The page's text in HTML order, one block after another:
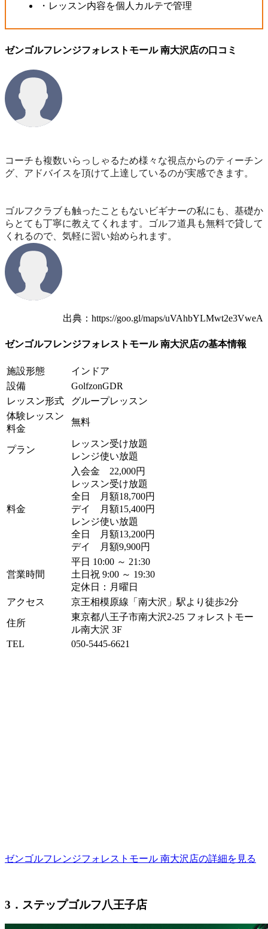
・レッスン内容を個人カルテで管理
ゼンゴルフレンジフォレストモール 南大沢店の口コミ
コーチも複数いらっしゃるため様々な視点からのティーチン
グ、アドバイスを頂けて上達しているのが実感できます。
ゴルフクラブも触ったこともないビギナーの私にも、基礎か
らとても丁寧に教えてくれます。ゴルフ道具も無料で貸して
くれるので、気軽に習い始められます。
出典：https://goo.gl/maps/uVAhbYLMwt2e3VweA
ゼンゴルフレンジフォレストモール 南大沢店の基本情報
施設形態
インドア
設備
GolfzonGDR
レッスン形式
グループレッスン
体験レッスン
料金
無料
プラン
レッスン受け放題
レンジ使い放題
料金
入会金 22,000円
レッスン受け放題
全日 月額18,700円
デイ 月額15,400円
レンジ使い放題
全日 月額13,200円
デイ 月額9,900円
営業時間
平日 10:00 ～ 21:30
土日祝 9:00 ～ 19:30
定休日：月曜日
アクセス
京王相模原線「南大沢」駅より徒歩2分
住所
東京都八王子市南大沢2-25 フォレストモー
ル南大沢 3F
TEL
050-5445-6621
ゼンゴルフレンジフォレストモール 南大沢店の詳細を見る
3．ステップゴルフ八王子店